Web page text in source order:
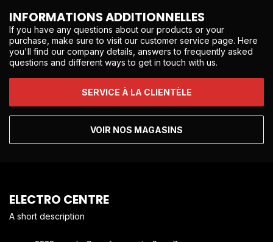
INFORMATIONS ADDITIONNELLES
If you have any questions about our products or your
purchase, make sure to visit our customer service page. Here
you'll find our company details, answers to frequently asked
questions and different ways to get in touch with us.
SERVICE À LA CLIENTÈLE
VOIR NOS MAGASINS
ELECTRO CENTRE
A short description